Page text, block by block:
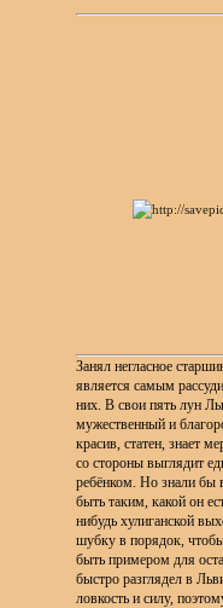
Занял негласное
является самым
них. В свои пять лун
мужественный и
красив, статен, знает
со стороны выглядит
ребёнком. Но знали бы
быть таким, какой он
нибудь хулиганской
шубку в порядок,
быть примером для
быстро разглядел в
ловкость и силу,